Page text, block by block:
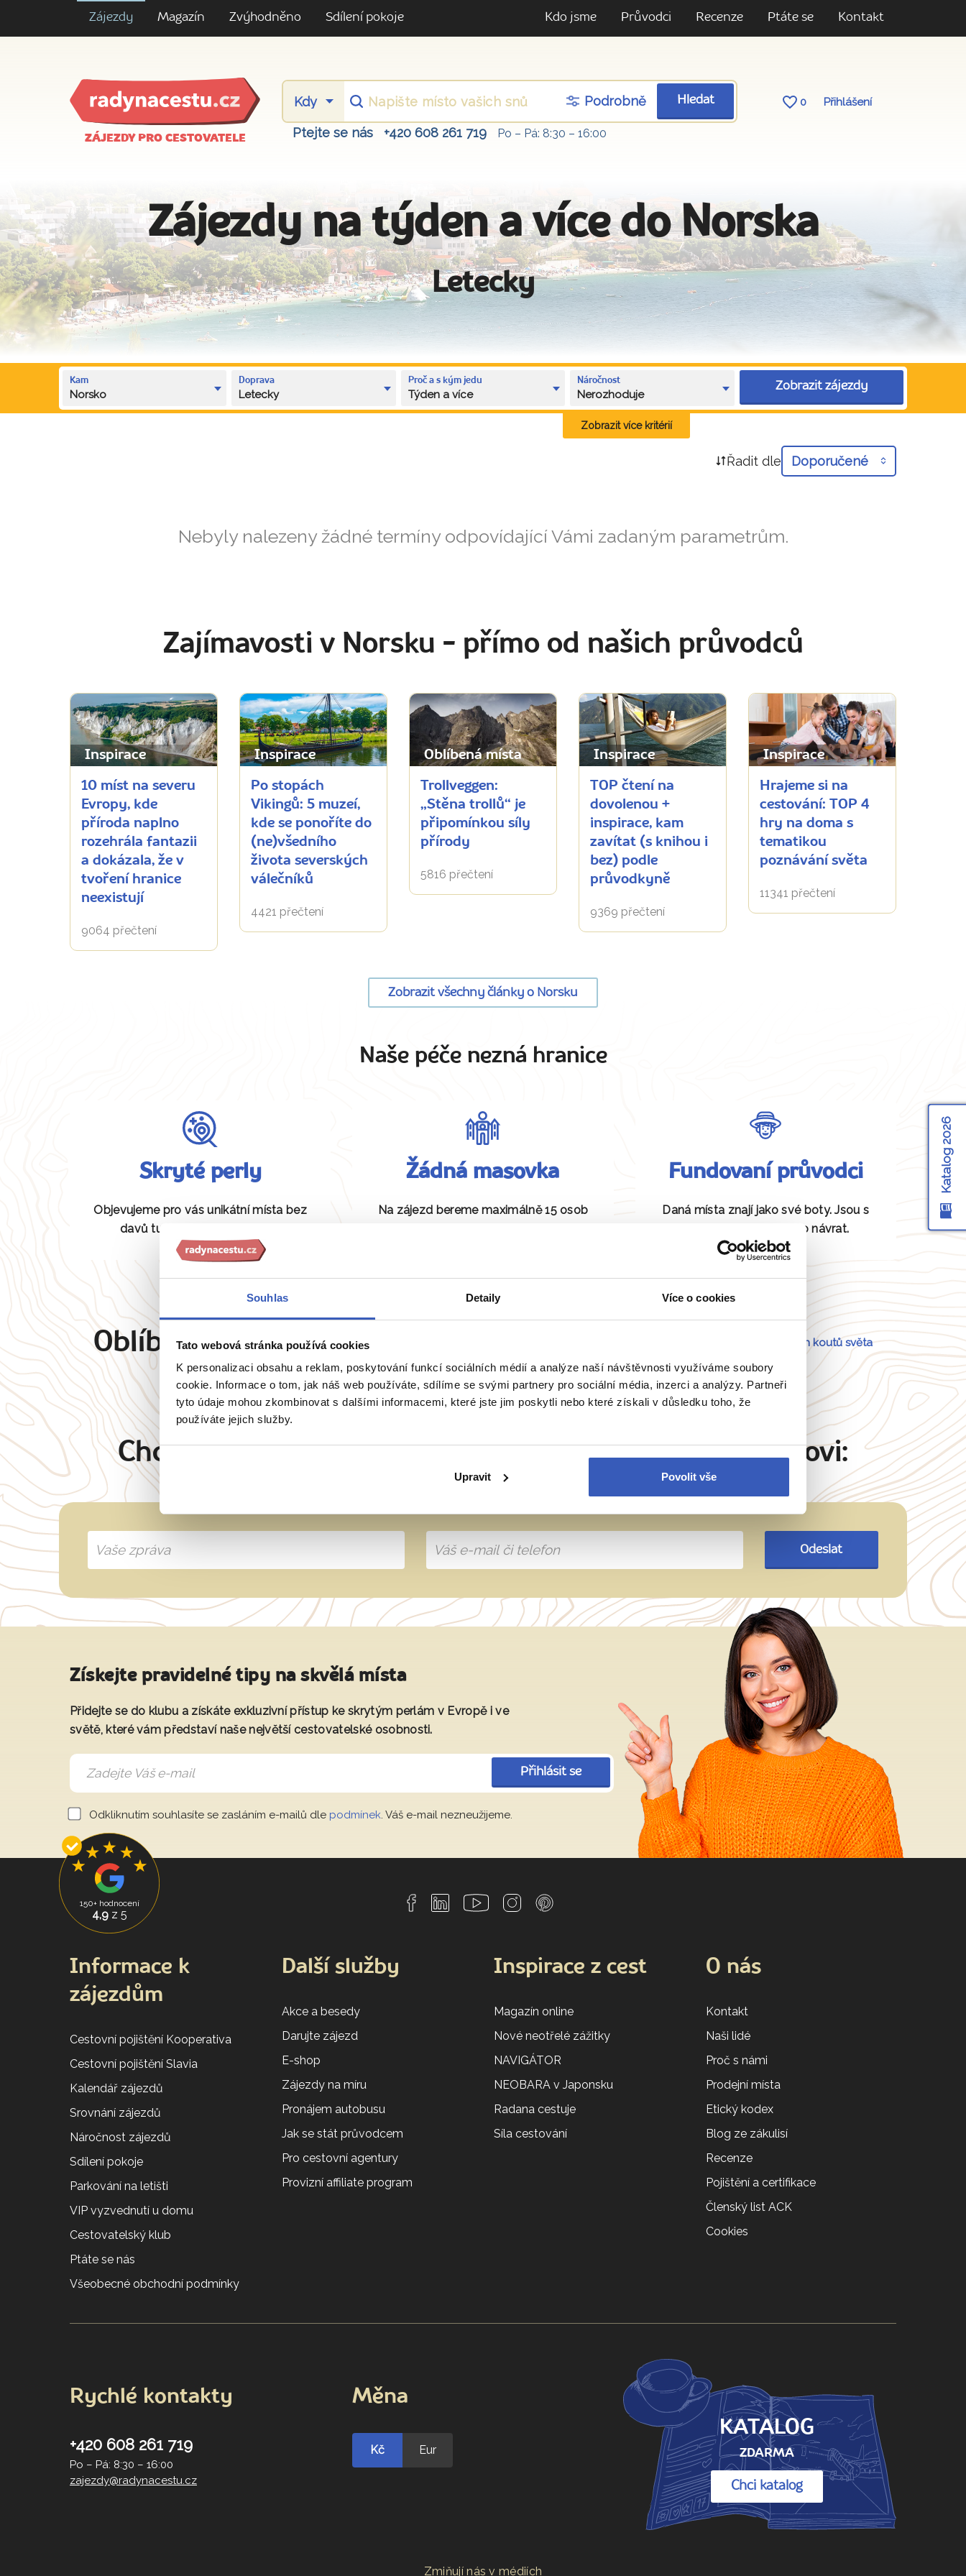
Souhlas Detaily Více o cookies
Tato webová stránka používá cookies
K personalizaci obsahu a reklam, poskytování funkcí sociálních médií a analýze naší návštěvnosti využíváme soubory
cookie. Informace o tom, jak náš web používáte, sdílíme se svými partnery pro sociální média, inzerci a analýzy. Partneři
tyto údaje mohou zkombinovat s dalšími informacemi, které jste jim poskytli nebo které získali v důsledku toho, že
používáte jejich služby.
Upravit Povolit vše
Zájezdy Magazín Zvýhodněno Sdílení pokoje Kdo jsme Průvodci Recenze Ptáte se Kontakt
ZÁJEZDY PRO CESTOVATELE
Podrobně Hledat 0 Přihlášení
Ptejte se nás +420 608 261 719 Po – Pá: 8:30 – 16:00
Zájezdy na týden a více do Norska
Letecky
Kam
Norsko
Doprava
Letecky
Proč a s kým jedu
Týden a více
Náročnost
Nerozhoduje
Zobrazit zájezdy
Zobrazit více kritérií
Řadit dle Doporučené
Nebyly nalezeny žádné termíny odpovídající Vámi zadaným parametrům.
Zajímavosti v Norsku - přímo od našich průvodců
Inspirace
10 míst na severu
Evropy, kde
příroda naplno
rozehrála fantazii
a dokázala, že v
tvoření hranice
neexistují
9064 přečtení
Inspirace
Po stopách
Vikingů: 5 muzeí,
kde se ponoříte do
(ne)všedního
života severských
válečníků
4421 přečtení
Oblíbená místa
Trollveggen:
„Stěna trollů“ je
připomínkou síly
přírody
5816 přečtení
Inspirace
TOP čtení na
dovolenou +
inspirace, kam
zavítat (s knihou i
bez) podle
průvodkyně
9369 přečtení
Inspirace
Hrajeme si na
cestování: TOP 4
hry na doma s
tematikou
poznávání světa
11341 přečtení
Zobrazit všechny články o Norsku
Naše péče nezná hranice
Skryté perly
Objevujeme pro vás unikátní místa bez
davů turistů, která jiní neznají.
Žádná masovka
Na zájezd bereme maximálně 15 osob
Fundovaní průvodci
Daná místa znají jako své boty. Jsou s
vámi od odjezdu až po návrat.
Oblíbené cíle Anglie 54 dalších koutů světa
Chcete oslovit přímo majitele? Napište Martinu Šimkovi:
Odeslat
Získejte pravidelné tipy na skvělá místa
Přidejte se do klubu a získáte exkluzivní přístup ke skrytým perlám v Evropě i ve
světě, které vám představí naše největší cestovatelské osobnosti.
Přihlásit se
Odkliknutím souhlasíte se zasláním e-mailů dle podmínek. Váš e-mail nezneužijeme.
Katalog 2026
150+ hodnocení
4,9z 5
Informace k
zájezdům
Cestovní pojištění Kooperativa
Cestovní pojištění Slavia
Kalendář zájezdů
Srovnání zájezdů
Náročnost zájezdů
Sdílení pokoje
Parkování na letišti
VIP vyzvednutí u domu
Cestovatelský klub
Ptáte se nás
Všeobecné obchodní podmínky
Další služby
Akce a besedy
Darujte zájezd
E-shop
Zájezdy na míru
Pronájem autobusu
Jak se stát průvodcem
Pro cestovní agentury
Provizní affiliate program
Inspirace z cest
Magazín online
Nové neotřelé zážitky
NAVIGÁTOR
NEOBARA v Japonsku
Radana cestuje
Síla cestování
O nás
Kontakt
Naši lidé
Proč s námi
Prodejní místa
Etický kodex
Blog ze zákulisí
Recenze
Pojištění a certifikace
Členský list ACK
Cookies
Rychlé kontakty
+420 608 261 719
Po – Pá: 8:30 – 16:00
zajezdy@radynacestu.cz
Měna
Kč Eur
KATALOG
ZDARMA
Chci katalog
Zmiňují nás v médiích